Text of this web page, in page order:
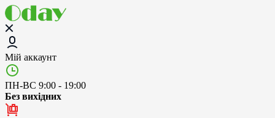
Мій аккаунт
ПН-ВС 9:00 - 19:00
Без вихідних